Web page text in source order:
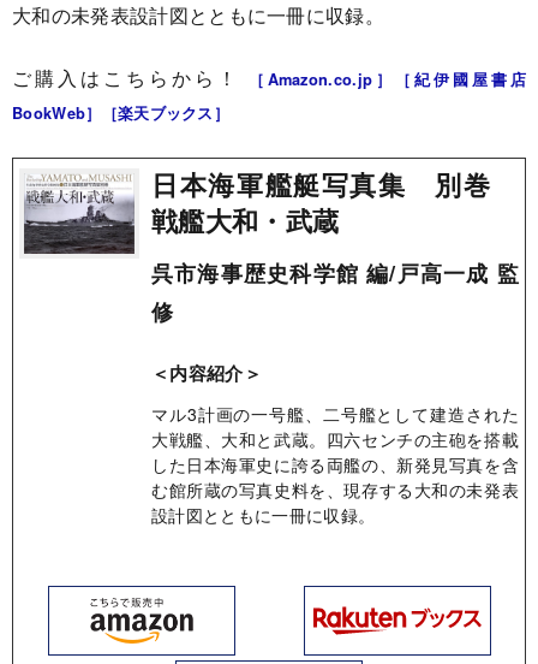
大和の未発表設計図とともに一冊に収録。
ご購入はこちらから！ ［Amazon.co.jp］
［紀伊國屋書店
BookWeb］
［楽天ブックス］
日本海軍艦艇写真集 別巻
戦艦大和・武蔵
呉市海事歴史科学館 編/戸高一成 監
修
＜内容紹介＞
マル3計画の一号艦、二号艦として建造された
大戦艦、大和と武蔵。四六センチの主砲を搭載
した日本海軍史に誇る両艦の、新発見写真を含
む館所蔵の写真史料を、現存する大和の未発表
設計図とともに一冊に収録。